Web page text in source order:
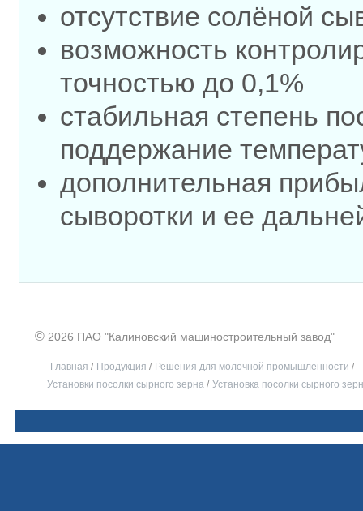
отсутствие солёной
возможность
точностью до 0,1%
стабильная степень
поддержание
дополнительная
сыворотки и ее
©2026 ПАО "Калиновский машиностроительный завод"
Главная / Продукция / Решения для молочной промышленности /
Установки посолки сырного зерна / Установка посолки сырного